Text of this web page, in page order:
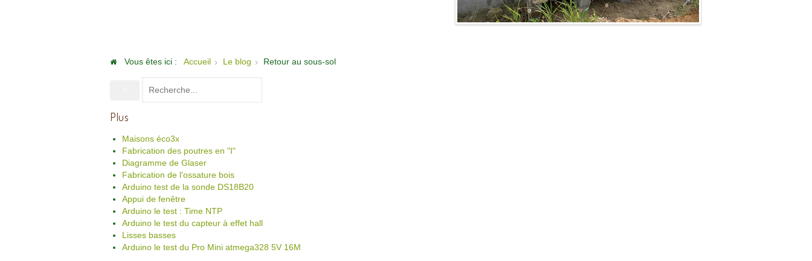
Vous êtes ici : Accueil Le blog Retour au sous-sol
Plus
Maisons éco3x
Fabrication des poutres en "I"
Diagramme de Glaser
Fabrication de l'ossature bois
Arduino test de la sonde DS18B20
Appui de fenêtre
Arduino le test : Time NTP
Arduino le test du capteur à effet hall
Lisses basses
Arduino le test du Pro Mini atmega328 5V 16M